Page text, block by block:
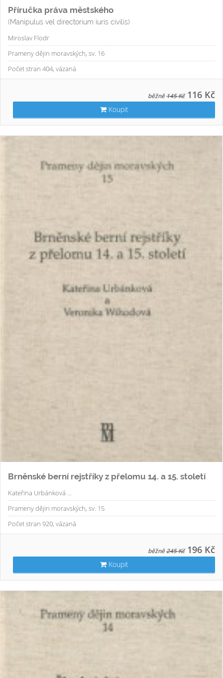
Příručka práva městského
(Manipulus vel directorium iuris civilis)
Miroslav Flodr
Prameny dějin moravských, sv. 16
Počet stran 404, vázaná
běžně145 Kč 116 Kč
Koupit
Brněnské berní rejstříky z přelomu 14. a 15. století
Kateřina Urbánková ...
Prameny dějin moravských, sv. 15
Počet stran 920, vázaná
běžně245 Kč 196 Kč
Koupit